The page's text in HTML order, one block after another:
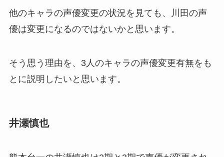
他のキャラの声優変更の状況を見ても、川田の声
優は変更になるのではないかと思います。
そう思う理由を、3人のキャラの声優変更有無をも
とに説明したいと思います。
井瀬慎也